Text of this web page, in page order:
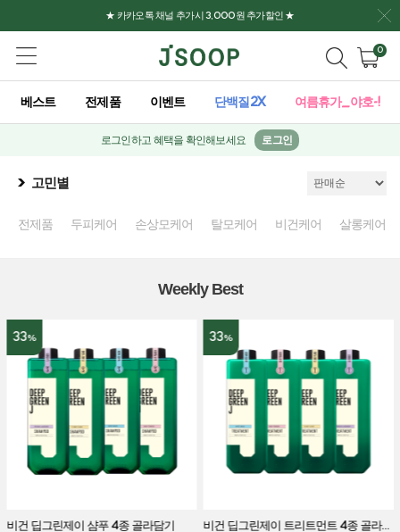
★ 카카오톡 채널 추가시 3,000원 추가할인 ★
0
베스트 전제품 이벤트 단백질2X 여름휴가_야호-!
로그인하고 혜택을 확인해보세요 로그인
고민별
전제품 두피케어 손상모케어 탈모케어 비건케어 살롱케어
Weekly Best
33%
비건 딥그린제이 샴푸 4종 골라담기
33%
비건 딥그린제이 트리트먼트 4종 골라담기